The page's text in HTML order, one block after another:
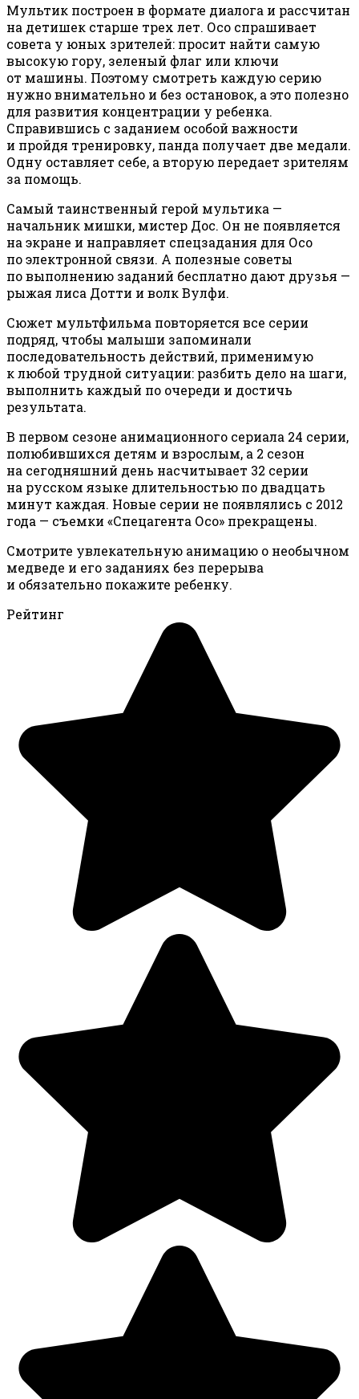
Мультик построен в формате диалога и рассчитан
на детишек старше трех лет. Осо спрашивает
совета у юных зрителей: просит найти самую
высокую гору, зеленый флаг или ключи
от машины. Поэтому смотреть каждую серию
нужно внимательно и без остановок, а это полезно
для развития концентрации у ребенка.
Справившись с заданием особой важности
и пройдя тренировку, панда получает две медали.
Одну оставляет себе, а вторую передает зрителям
за помощь.
Самый таинственный герой мультика —
начальник мишки, мистер Дос. Он не появляется
на экране и направляет спецзадания для Осо
по электронной связи. А полезные советы
по выполнению заданий бесплатно дают друзья —
рыжая лиса Дотти и волк Вулфи.
Сюжет мультфильма повторяется все серии
подряд, чтобы малыши запоминали
последовательность действий, применимую
к любой трудной ситуации: разбить дело на шаги,
выполнить каждый по очереди и достичь
результата.
В первом сезоне анимационного сериала 24 серии,
полюбившихся детям и взрослым, а 2 сезон
на сегодняшний день насчитывает 32 серии
на русском языке длительностью по двадцать
минут каждая. Новые серии не появлялись с 2012
года — съемки «Спецагента Осо» прекращены.
Смотрите увлекательную анимацию о необычном
медведе и его заданиях без перерыва
и обязательно покажите ребенку.
Рейтинг